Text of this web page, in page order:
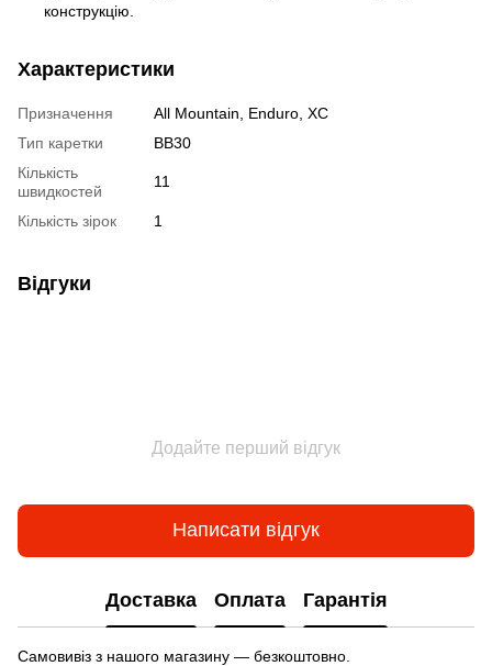
конструкцію.
Характеристики
Призначення
All Mountain, Enduro, XC
Тип каретки
BB30
Кількість
швидкостей
11
Кількість зірок 1
Відгуки
Додайте перший відгук
Написати відгук
Доставка Оплата Гарантія
Самовивіз з нашого магазину — безкоштовно.